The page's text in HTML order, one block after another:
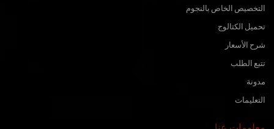
التخصيص الخاص بالنجوم
تحميل الكتالوج
شرح الأسعار
تتبع الطلب
مدونة
التعليمات